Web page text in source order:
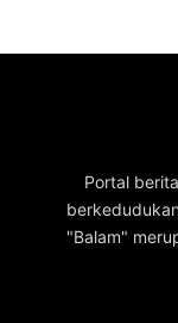
Portal
"Balam"